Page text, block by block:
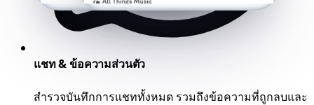
แชท & ข้อความส่วนตัว
สำรวจบันทึกการแชททั้งหมด รวมถึงข้อความที่ถูกลบและ